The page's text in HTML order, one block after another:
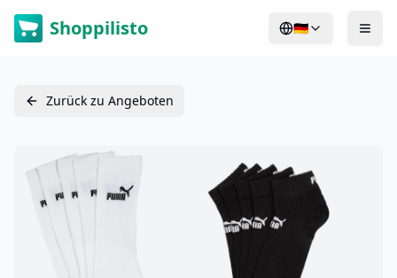
Shoppilisto 🇩🇪
Zurück zu Angeboten